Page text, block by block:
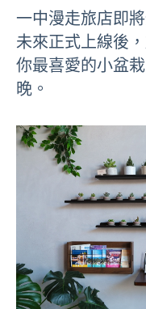
一中漫走旅店即
未來正式上線後
你最喜愛的小盆
晚。